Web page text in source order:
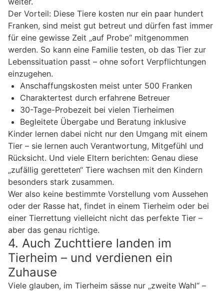
Der Vorteil: Diese Tiere kosten nur ein paar hundert
Franken, sind meist gut betreut und dürfen fast immer
für eine gewisse Zeit „auf Probe“ mitgenommen
werden. So kann eine Familie testen, ob das Tier zur
Lebenssituation passt – ohne sofort Verpflichtungen
einzugehen.
Anschaffungskosten meist unter 500 Franken
Charaktertest durch erfahrene Betreuer
30-Tage-Probezeit bei vielen Tierheimen
Begleitete Übergabe und Beratung inklusive
Kinder lernen dabei nicht nur den Umgang mit einem
Tier – sie lernen auch Verantwortung, Mitgefühl und
Rücksicht. Und viele Eltern berichten: Genau diese
„zufällig geretteten“ Tiere wachsen mit den Kindern
besonders stark zusammen.
Wer also keine bestimmte Vorstellung vom Aussehen
oder der Rasse hat, findet in einem Tierheim oder bei
einer Tierrettung vielleicht nicht das perfekte Tier –
aber das genau richtige.
4. Auch Zuchttiere landen im
Tierheim – und verdienen ein
Zuhause
Viele glauben, im Tierheim sässe nur „zweite Wahl“ –